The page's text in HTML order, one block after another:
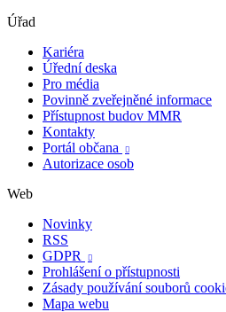
Úřad
Kariéra
Úřední deska
Pro média
Povinně zveřejněné informace
Přístupnost budov MMR
Kontakty
Portál občana

Autorizace osob
Web
Novinky
RSS
GDPR

Prohlášení o přístupnosti
Zásady používání souborů
Mapa webu